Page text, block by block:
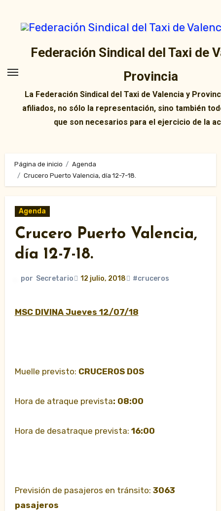
contenido
Federación Sindical del Taxi de
Provincia
La Federación Sindical del Taxi de Valencia y
afiliados, no sólo la representación, sino también
que son necesarios para el ejercicio de la
Página de inicio
Agenda
Crucero Puerto Valencia, día 12-7-18.
Agenda
Crucero Puerto Valencia,
día 12-7-18.
por Secretario 12 julio, 2018 #cruceros
MSC DIVINA Jueves 12/07/18
Muelle previsto: CRUCEROS DOS
Hora de atraque prevista: 08:00
Hora de desatraque prevista: 16:00
Previsión de pasajeros en tránsito: 3063
pasajeros